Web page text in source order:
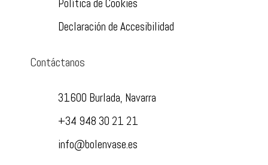
Política de Cookies
Declaración de Accesibilidad
Contáctanos
31600 Burlada, Navarra
+34 948 30 21 21
info@bolenvase.es